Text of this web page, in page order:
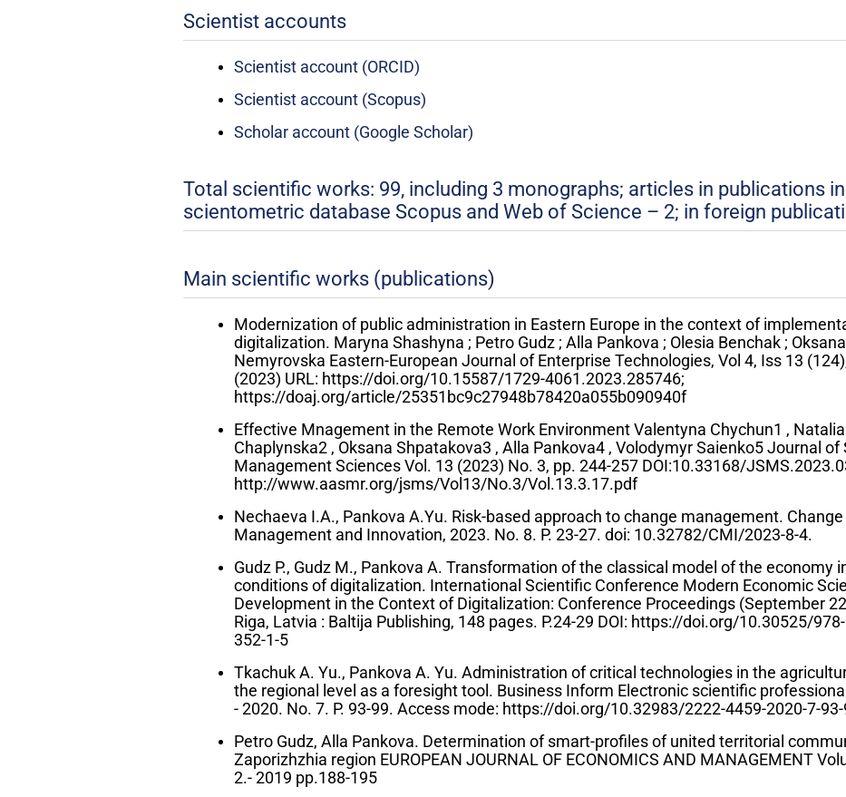
Scientist accounts
Scientist account (ORCID)
Scientist account (Scopus)
Scholar account (Google Scholar)
Total scientific works: 99, including 3 monographs; articles in publications
scientometric database Scopus and Web of Science – 2; in foreign
Main scientific works (publications)
Modernization of public administration in Eastern Europe in the context of
digitalization. Maryna Shashyna ; Petro Gudz ; Alla Pankova ; Olesia Benchak ; Oksana
Nemyrovska Eastern-European Journal of Enterprise Technologies, Vol 4, Iss 13
(2023) URL: https://doi.org/10.15587/1729-4061.2023.285746;
https://doaj.org/article/25351bc9c27948b78420a055b090940f
Effective Mnagement in the Remote Work Environment Valentyna Chychun1 , Natalia
Chaplynska2 , Oksana Shpatakova3 , Alla Pankova4 , Volodymyr Saienko5 Journal of
Management Sciences Vol. 13 (2023) No. 3, pp. 244-257 DOI:10.33168/
http://www.aasmr.org/jsms/Vol13/No.3/Vol.13.3.17.pdf
Nechaeva I.A., Pankova A.Yu. Risk-based approach to change management. Change
Management and Innovation, 2023. No. 8. P. 23-27. doi: 10.32782/CMI/2023-8-4.
Gudz P., Gudz M., Pankova A. Transformation of the classical model of the economy
conditions of digitalization. International Scientific Conference Modern Economic
Development in the Context of Digitalization: Conference Proceedings (September
Riga, Latvia : Baltija Publishing, 148 pages. P.24-29 DOI: https://doi.org/10.30525/
352-1-5
Tkachuk A. Yu., Pankova A. Yu. Administration of critical technologies in the
the regional level as a foresight tool. Business Inform Electronic scientific
- 2020. No. 7. P. 93-99. Access mode: https://doi.org/10.32983/2222-4459-2020-7-
Petro Gudz, Alla Pankova. Determination of smart-profiles of united territorial
Zaporizhzhia region EUROPEAN JOURNAL OF ECONOMICS AND MANAGEMENT
2.- 2019 pp.188-195